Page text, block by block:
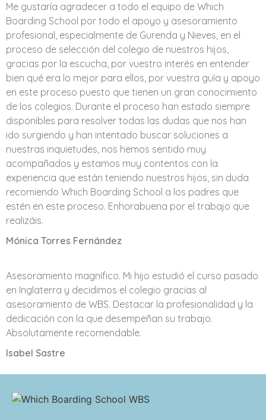
Me gustaría agradecer a todo el equipo de Which
Boarding School por todo el apoyo y asesoramiento
profesional, especialmente de Gurenda y Nieves, en el
proceso de selección del colegio de nuestros hijos,
gracias por la escucha, por vuestro interés en entender
bien qué era lo mejor para ellos, por vuestra guía y apoyo
en este proceso puesto que tienen un gran conocimiento
de los colegios. Durante el proceso han estado siempre
disponibles para resolver todas las dudas que nos han
ido surgiendo y han intentado buscar soluciones a
nuestras inquietudes, nos hemos sentido muy
acompañados y estamos muy contentos con la
experiencia que están teniendo nuestros hijos, sin duda
recomiendo Which Boarding School a los padres que
estén en este proceso. Enhorabuena por el trabajo que
realizáis.
Mónica Torres Fernández
Asesoramiento magnífico. Mi hijo estudió el curso pasado
en Inglaterra y decidimos el colegio gracias al
asesoramiento de WBS. Destacar la profesionalidad y la
dedicación con la que desempeñan su trabajo.
Absolutamente recomendable.
Isabel Sastre